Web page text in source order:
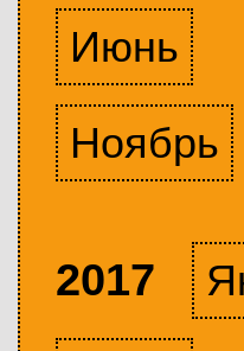
Июнь
Ноябрь
2017